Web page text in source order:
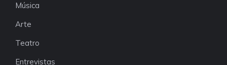
Música
Arte
Teatro
Entrevistas